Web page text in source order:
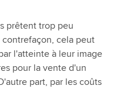
prêtent trop peu
cela peut
l'atteinte à leur image
pour la vente d'un
part, par les coûts